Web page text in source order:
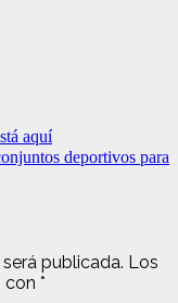
aquí
deportivos para
publicada. Los
con *